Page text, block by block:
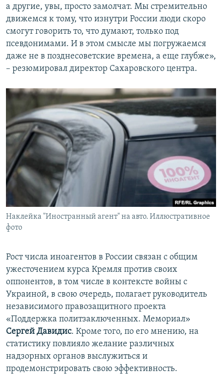
а другие, увы, просто замолчат. Мы стремительно
движемся к тому, что изнутри России люди скоро
смогут говорить то, что думают, только под
псевдонимами. И в этом смысле мы погружаемся
даже не в позднесоветские времена, а еще глубже»,
– резюмировал директор Сахаровского центра.
Наклейка "Иностранный агент" на авто. Иллюстративное
фото
Рост числа иноагентов в России связан с общим
ужесточением курса Кремля против своих
оппонентов, в том числе в контексте войны с
Украиной, в свою очередь, полагает руководитель
независимого правозащитного проекта
«Поддержка политзаключенных. Мемориал»
Сергей Давидис. Кроме того, по его мнению, на
статистику повлияло желание различных
надзорных органов выслужиться и
продемонстрировать свою эффективность.